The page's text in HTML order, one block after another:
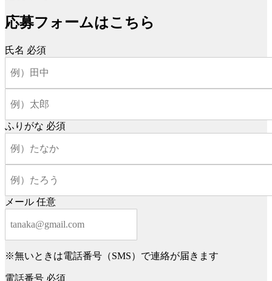
応募フォームはこちら
氏名 必須
ふりがな 必須
メール 任意
※無いときは電話番号（SMS）で連絡が届きます
電話番号 必須